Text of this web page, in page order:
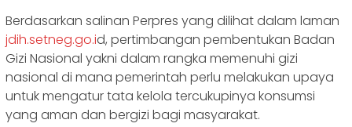
Berdasarkan salinan Perpres yang dilihat dalam laman
jdih.setneg.go.id, pertimbangan pembentukan Badan
Gizi Nasional yakni dalam rangka memenuhi gizi
nasional di mana pemerintah perlu melakukan upaya
untuk mengatur tata kelola tercukupinya konsumsi
yang aman dan bergizi bagi masyarakat.